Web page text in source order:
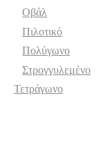
Οβάλ
Πιλοτικό
Πολύγωνο
Στρογγυλεμένο
Τετράγωνο